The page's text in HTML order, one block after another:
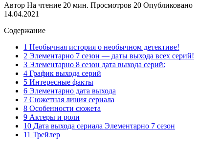
Автор На чтение 20 мин. Просмотров 20 Опубликовано
14.04.2021
Содержание
1 Необычная история о необычном детективе!
2 Элементарно 7 сезон — даты выхода всех серий!
3 Элементарно 8 сезон дата выхода серий:
4 График выхода серий
5 Интересные факты
6 Элементарно дата выхода
7 Сюжетная линия сериала
8 Особенности сюжета
9 Актеры и роли
10 Дата выхода сериала Элементарно 7 сезон
11 Трейлер